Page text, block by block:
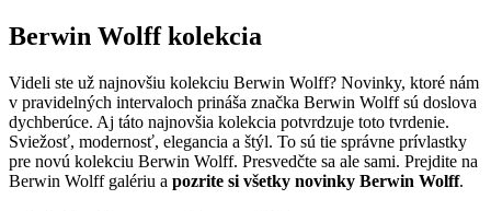
Berwin Wolff kolekcia
Videli ste už najnovšiu kolekciu Berwin Wolff? Novinky, ktoré nám
v pravidelných intervaloch prináša značka Berwin Wolff sú doslova
dychberúce. Aj táto najnovšia kolekcia potvrdzuje toto tvrdenie.
Sviežosť, modernosť, elegancia a štýl. To sú tie správne prívlastky
pre novú kolekciu Berwin Wolff. Presvedčte sa ale sami. Prejdite na
Berwin Wolff galériu a pozrite si všetky novinky Berwin Wolff.